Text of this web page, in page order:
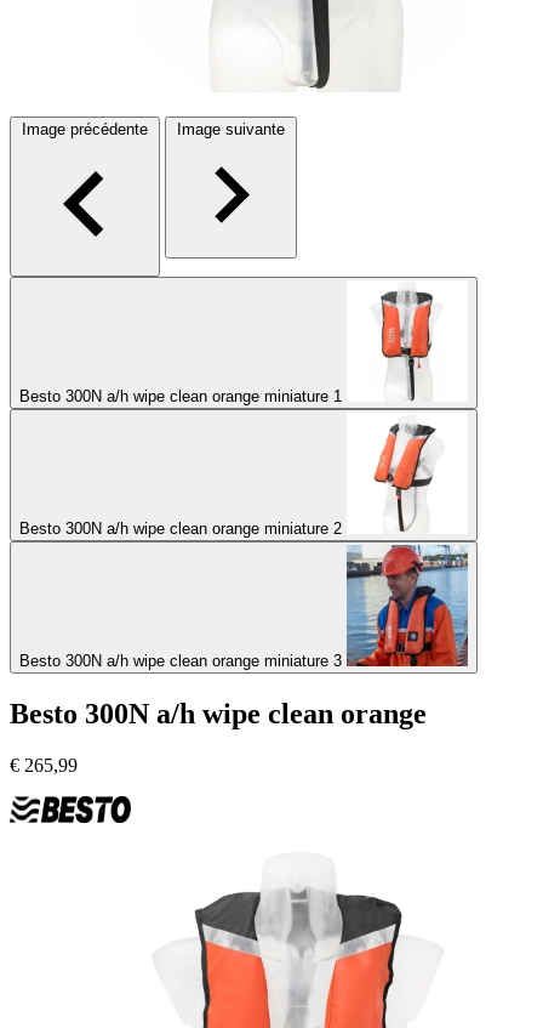
Image précédente Image suivante
Besto 300N a/h wipe clean orange miniature 1
Besto 300N a/h wipe clean orange miniature 2
Besto 300N a/h wipe clean orange miniature 3
Besto 300N a/h wipe clean orange
€ 265,99